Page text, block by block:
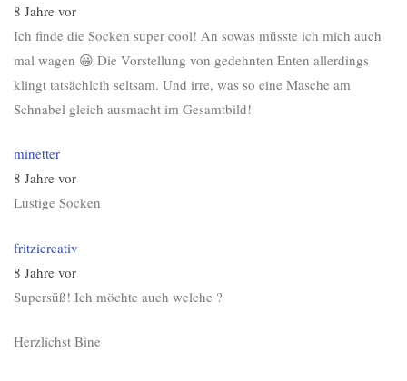
8 Jahre vor
Ich finde die Socken super cool! An sowas müsste ich mich auch
mal wagen 😀 Die Vorstellung von gedehnten Enten allerdings
klingt tatsächlcih seltsam. Und irre, was so eine Masche am
Schnabel gleich ausmacht im Gesamtbild!
minetter
8 Jahre vor
Lustige Socken
fritzicreativ
8 Jahre vor
Supersüß! Ich möchte auch welche ?
Herzlichst Bine